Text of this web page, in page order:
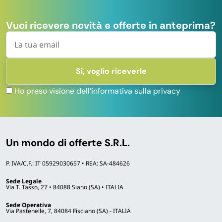
ospite è centrale.
Dispenser ricaricabili
Adatti a strutture ricettive consoggiorni lunghi
(residence, agriturismi, case vacanza affittate a
settimana) o orientate alla sostenibilità. Riducono il
volume di rifiuti, abbattono il costo per ospite sul lungo
periodica da parte del personale.
personalizzazione, preventivi,
spedizione
Tutte le forniture sono
spedizione in tutta Italia in
Vuoi ricevere novità e offerte in anteprima?
Ho preso visione dell’informativa sulla privacy
Un mondo di offerte S.R.L.
P. IVA/C.F.: IT 05929030657 • REA: SA-484626
Sede Legale
Via T. Tasso, 27 • 84088 Siano (SA) • ITALIA
Sede Operativa
Via Pastenelle, 7, 84084 Fisciano (SA) - ITALIA